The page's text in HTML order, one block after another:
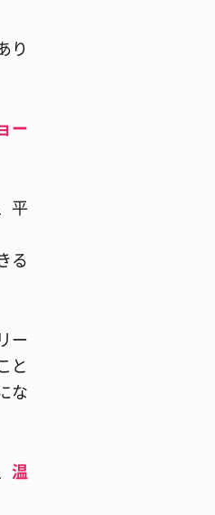
り
ー
平
る
ー
と
な
温